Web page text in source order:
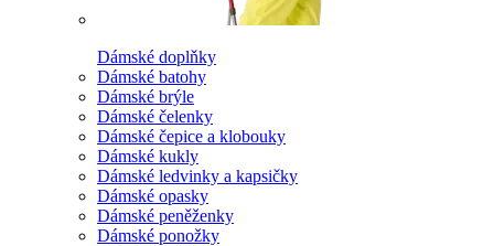
Dámské doplňky
Dámské batohy
Dámské brýle
Dámské čelenky
Dámské čepice a klobouky
Dámské kukly
Dámské ledvinky a kapsičky
Dámské opasky
Dámské peněženky
Dámské ponožky